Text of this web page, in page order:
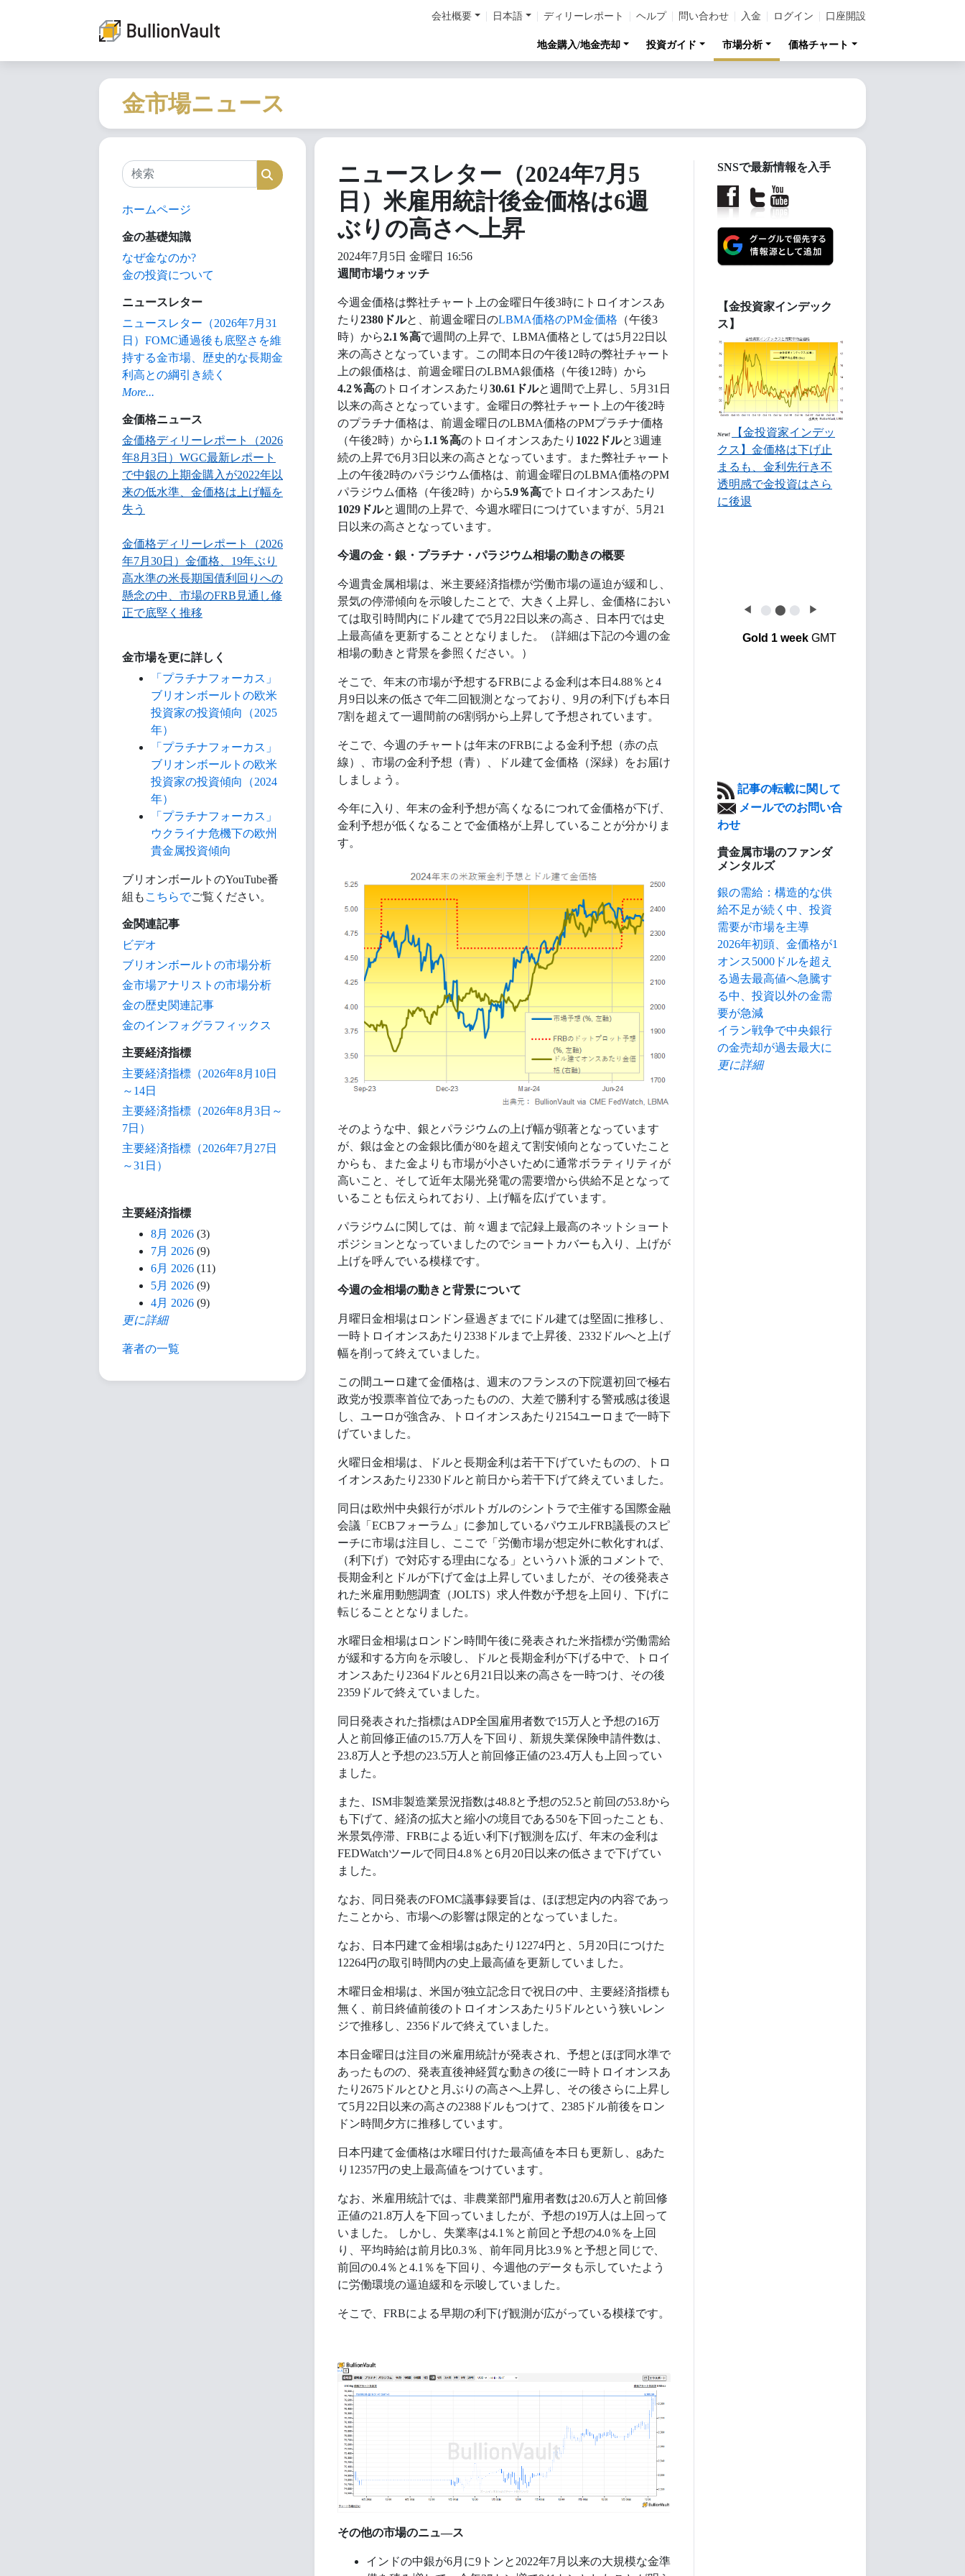
会社概要 日本語 ディリーレポート ヘルプ 問い合わせ 入金 ログイン 口座開設
地金購入/地金売却 投資ガイド 市場分析 価格チャート
金市場ニュース
検索 検索
ホームページ
金の基礎知識
なぜ金なのか?
金の投資について
ニュースレター
ニュースレター（2026年7月31
日）FOMC通過後も底堅さを維
持する金市場、歴史的な長期金
利高との綱引き続く
More...
金価格ニュース
金価格ディリーレポート（2026
年8月3日）WGC最新レポート
で中銀の上期金購入が2022年以
来の低水準、金価格は上げ幅を
失う
金価格ディリーレポート（2026
年7月30日）金価格、19年ぶり
高水準の米長期国債利回りへの
懸念の中、市場のFRB見通し修
正で底堅く推移
金市場を更に詳しく
「プラチナフォーカス」
ブリオンボールトの欧米
投資家の投資傾向（2025
年）
「プラチナフォーカス」
ブリオンボールトの欧米
投資家の投資傾向（2024
年）
「プラチナフォーカス」
ウクライナ危機下の欧州
貴金属投資傾向
ブリオンボールトのYouTube番
組も こちらでご覧ください。
金関連記事
ビデオ
ブリオンボールトの市場分析
金市場アナリストの市場分析
金の歴史関連記事
金のインフォグラフィックス
主要経済指標
主要経済指標（2026年8月10日
～14日
主要経済指標（2026年8月3日～
7日）
主要経済指標（2026年7月27日
～31日）
主要経済指標
8月 2026 (3)
7月 2026 (9)
6月 2026 (11)
5月 2026 (9)
4月 2026 (9)
更に詳細
著者の一覧
ニュースレター（2024年7月5
日）米雇用統計後金価格は6週
ぶりの高さへ上昇
2024年7月5日 金曜日 16:56
週間市場ウォッチ
今週金価格は弊社チャート上の金曜日午後3時にトロイオンスあ
たり 2380ドルと、前週金曜日のLBMA価格のPM金価格 （午後3
時）から2.1％高で週間の上昇で、LBMA価格としては5月22日以
来の高さとなっています。この間本日の午後12時の弊社チャート
上の銀価格は、前週金曜日のLBMA銀価格（午後12時）から
4.2％高のトロイオンスあたり 30.61ドルと週間で上昇し、5月31日
以来の高さとなっています。金曜日の弊社チャート上の午後2時
のプラチナ価格は、前週金曜日のLBMA価格のPMプラチナ価格
（午後2時）から1.1％高のトロイオンスあたり 1022ドルと3週連
続の上昇で6月3日以来の高さとなっています。また弊社チャート
上の午後2時のパラジウム価格は、前週金曜日のLBMA価格のPM
パラジウム価格（午後2時）から5.9％高でトロイオンスあたり
1029ドルと週間の上昇で、今週水曜日につけていますが、5月21
日以来の高さとなっています。
今週の金・銀・プラチナ・パラジウム相場の動きの概要
今週貴金属相場は、米主要経済指標が労働市場の逼迫が緩和し、
景気の停滞傾向を示唆したことで、大きく上昇し、金価格におい
ては取引時間内にドル建てで5月22日以来の高さ、日本円では史
上最高値を更新することとなりました。（詳細は下記の今週の金
相場の動きと背景を参照ください。）
そこで、年末の市場が予想するFRBによる金利は本日4.88％と4
月9日以来の低さで年二回観測となっており、9月の利下げも本日
7割を超えて一週間前の6割弱から上昇して予想されています。
そこで、今週のチャートは年末のFRBによる金利予想（赤の点
線）、市場の金利予想（青）、ドル建て金価格（深緑）をお届け
しましょう。
今年に入り、年末の金利予想が高くなるにつれて金価格が下げ、
金利予想が低くなることで金価格が上昇していることが分かりま
す。
そのような中、銀とパラジウムの上げ幅が顕著となっています
が、銀は金との金銀比価が80を超えて割安傾向となっていたこと
からも、また金よりも市場が小さいために通常ボラティリティが
高いこと、そして近年太陽光発電の需要増から供給不足となって
いることも伝えられており、上げ幅を広げています。
パラジウムに関しては、前々週まで記録上最高のネットショート
ポジションとなっていましたのでショートカバーも入り、上げが
上げを呼んでいる模様です。
今週の金相場の動きと背景について
月曜日金相場はロンドン昼過ぎまでにドル建ては堅固に推移し、
一時トロイオンスあたり2338ドルまで上昇後、2332ドルへと上げ
幅を削って終えていました。
この間ユーロ建て金価格は、週末のフランスの下院選初回で極右
政党が投票率首位であったものの、大差で勝利する警戒感は後退
し、ユーロが強含み、トロイオンスあたり2154ユーロまで一時下
げていました。
火曜日金相場は、ドルと長期金利は若干下げていたものの、トロ
イオンスあたり2330ドルと前日から若干下げて終えていました。
同日は欧州中央銀行がポルトガルのシントラで主催する国際金融
会議「ECBフォーラム」に参加しているパウエルFRB議長のスピ
ーチに市場は注目し、ここで「労働市場が想定外に軟化すれば、
（利下げ）で対応する理由になる」というハト派的コメントで、
長期金利とドルが下げて金は上昇していましたが、その後発表さ
れた米雇用動態調査（JOLTS）求人件数が予想を上回り、下げに
転じることとなりました。
水曜日金相場はロンドン時間午後に発表された米指標が労働需給
が緩和する方向を示唆し、ドルと長期金利が下げる中で、トロイ
オンスあたり2364ドルと6月21日以来の高さを一時つけ、その後
2359ドルで終えていました。
同日発表された指標はADP全国雇用者数で15万人と予想の16万
人と前回修正値の15.7万人を下回り、新規失業保険申請件数は、
23.8万人と予想の23.5万人と前回修正値の23.4万人も上回ってい
ました。
また、ISM非製造業景況指数は48.8と予想の52.5と前回の53.8から
も下げて、経済の拡大と縮小の境目である50を下回ったことも、
米景気停滞、FRBによる近い利下げ観測を広げ、年末の金利は
FEDWatchツールで同日4.8％と6月20日以来の低さまで下げてい
ました。
なお、同日発表のFOMC議事録要旨は、ほぼ想定内の内容であっ
たことから、市場への影響は限定的となっていました。
なお、日本円建て金相場はgあたり12274円と、5月20日につけた
12264円の取引時間内の史上最高値を更新していました。
木曜日金相場は、米国が独立記念日で祝日の中、主要経済指標も
無く、前日終値前後のトロイオンスあたり5ドルという狭いレン
ジで推移し、2356ドルで終えていました。
本日金曜日は注目の米雇用統計が発表され、予想とほぼ同水準で
あったものの、発表直後神経質な動きの後に一時トロイオンスあ
たり2675ドルとひと月ぶりの高さへ上昇し、その後さらに上昇し
て5月22日以来の高さの2388ドルもつけて、2385ドル前後をロン
ドン時間夕方に推移しています。
日本円建て金価格は水曜日付けた最高値を本日も更新し、gあた
り12357円の史上最高値をつけています。
なお、米雇用統計では、非農業部門雇用者数は20.6万人と前回修
正値の21.8万人を下回っていましたが、予想の19万人は上回って
いました。 しかし、失業率は4.1％と前回と予想の4.0％を上回
り、平均時給は前月比0.3％、前年同月比3.9％と予想と同じで、
前回の0.4％と4.1％を下回り、今週他のデータも示していたよう
に労働環境の逼迫緩和を示唆していました。
そこで、FRBによる早期の利下げ観測が広がっている模様です。
その他の市場のニュ―ス
インドの中銀が6月に9トンと2022年7月以来の大規模な金準
SNSで最新情報を入手
【金投資家インデック
ス】
New!
【金投資家インデッ
クス】金価格は下げ止
まるも、金利先行き不
透明感で金投資はさら
に後退
◀ ⬤ ⬤ ⬤ ▶
Gold 1 weekGMT
記事の転載に関して
メールでのお問い合
わせ
貴金属市場のファンダ
メンタルズ
銀の需給：構造的な供
給不足が続く中、投資
需要が市場を主導
2026年初頭、金価格が1
オンス5000ドルを超え
る過去最高値へ急騰す
る中、投資以外の金需
要が急減
イラン戦争で中央銀行
の金売却が過去最大に
更に詳細